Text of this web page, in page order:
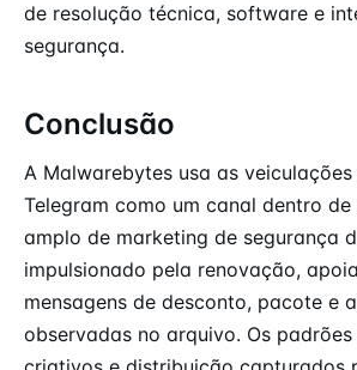
de resolução técnica, software e
segurança.
Conclusão
A Malwarebytes usa as
Telegram como um canal dentro
amplo de marketing de segurança
impulsionado pela renovação,
mensagens de desconto, pacote e
observadas no arquivo. Os